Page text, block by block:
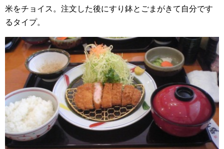
米をチョイス。注文した後にすり鉢とごまがきて自分です
るタイプ。